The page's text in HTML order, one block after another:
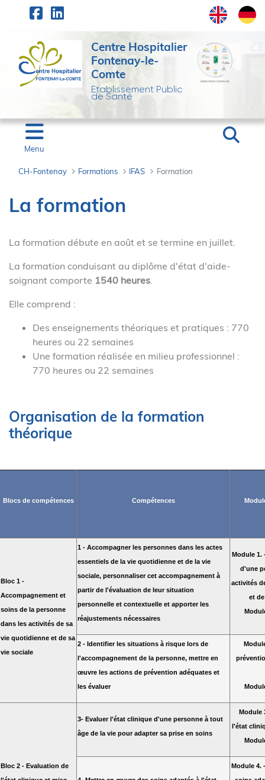
Saut au contenu principal
Centre Hospitalier
Fontenay-le-
Comte
Etablissement Public
de Santé
Menu
CH-Fontenay Formations IFAS Formation
Formation - CH-
La formation
La formation débute en août et se termine en juillet.
La formation conduisant au diplôme d'état d'aide-
soignant comporte 1540 heures.
Elle comprend :
Des enseignements théoriques et pratiques : 770
heures ou 22 semaines
Une formation réalisée en milieu professionnel :
770 heures ou 22 semaines
Organisation de la formation
théorique
Blocs de compétences Compétences
Bloc 1 -
Accompagnement et
soins de la personne
dans les activités de sa
vie quotidienne et de sa
vie sociale
1 - Accompagner les personnes dans les actes
essentiels de la vie quotidienne et de la vie
sociale, personnaliser cet accompagnement à
partir de l'évaluation de leur situation
personnelle et contextuelle et apporter les
réajustements nécessaires
Module 1.
d'une
activités
et
2 - Identifier les situations à risque lors de
l'accompagnement de la personne, mettre en
œuvre les actions de prévention adéquates et
les évaluer
Bloc 2 - Evaluation de
3- Evaluer l'état clinique d'une personne à tout
âge de la vie pour adapter sa prise en soins
Module
l'état
Module 4.
Panneau de gestion des cookies